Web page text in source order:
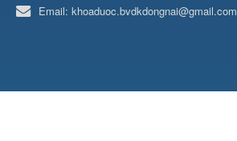
Email: khoaduoc.bvdkdongnai@gmail.com